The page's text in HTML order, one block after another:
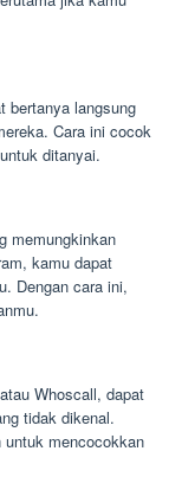
bertanya langsung
Cara ini cocok
ditanyai.
memungkinkan
kamu dapat
Dengan cara ini,
Whoscall, dapat
tidak dikenal.
untuk mencocokkan